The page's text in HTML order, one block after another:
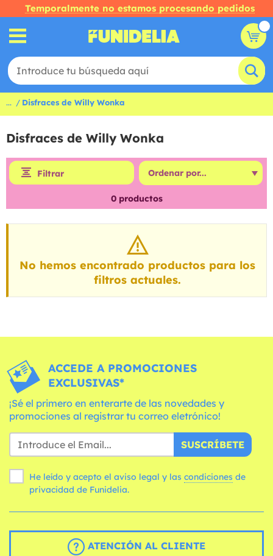
Temporalmente no estamos procesando pedidos
... Disfraces de Willy Wonka
Disfraces de Willy Wonka
Filtrar
0productos
No hemos encontrado productos para los
filtros actuales.
ACCEDE A PROMOCIONES
EXCLUSIVAS*
¡Sé el primero en enterarte de las novedades y
promociones al registrar tu correo eletrónico!
SUSCRÍBETE
He leído y acepto el aviso legal y las condiciones
privacidad de Funidelia.
ATENCIÓN AL CLIENTE